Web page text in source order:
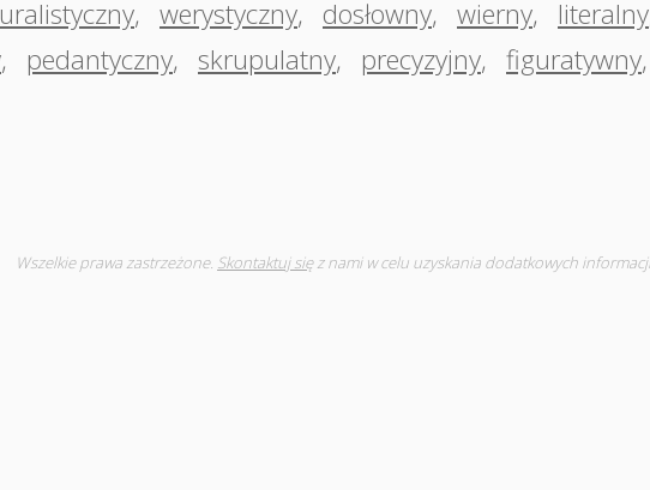
, werystyczny, dosłowny, wierny, literalny
, pedantyczny, skrupulatny, precyzyjny, figuratywny,
Wszelkie prawa zastrzeżone. Skontaktuj sięz nami w celu uzyskania dodatkowych informacji